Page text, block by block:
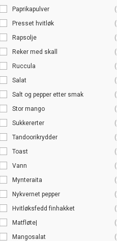
Paprikapulver
Presset hvitløk
Rapsolje
Reker med skall
Ruccula
Salat
Salt og pepper etter smak
Stor mango
Sukkererter
Tandoorikrydder
Toast
Vann
Mynteraita
Nykvernet pepper
Hvitløksfedd finhakket
Matfløte|
Mangosalat